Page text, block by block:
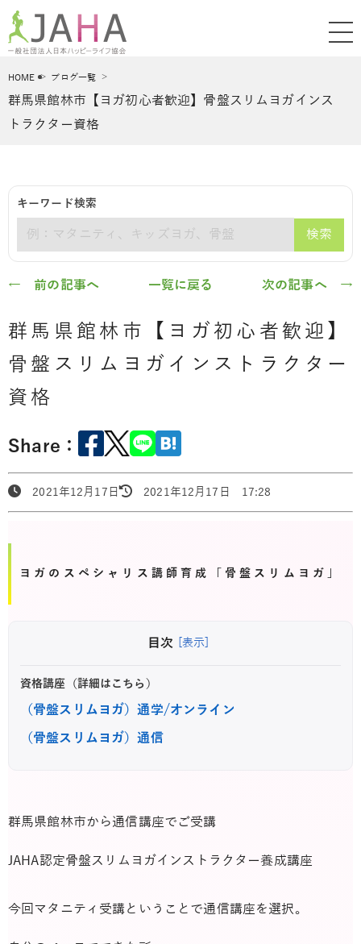
HOME ブログ一覧
群馬県館林市【ヨガ初心者歓迎】骨盤スリムヨガインス
トラクター資格
キーワード検索
検索
← 前の記事へ 一覧に戻る 次の記事へ →
群馬県館林市【ヨガ初心者歓迎】
骨盤スリムヨガインストラクター
資格
Share：
2021年12月17日 2021年12月17日 17:28
ヨガのスペシャリス講師育成「骨盤スリムヨガ」
目次 [表示]
資格講座（詳細はこちら）
（骨盤スリムヨガ）通学/オンライン
（骨盤スリムヨガ）通信
群馬県館林市から通信講座でご受講
JAHA認定骨盤スリムヨガインストラクター養成講座
今回マタニティ受講ということで通信講座を選択。